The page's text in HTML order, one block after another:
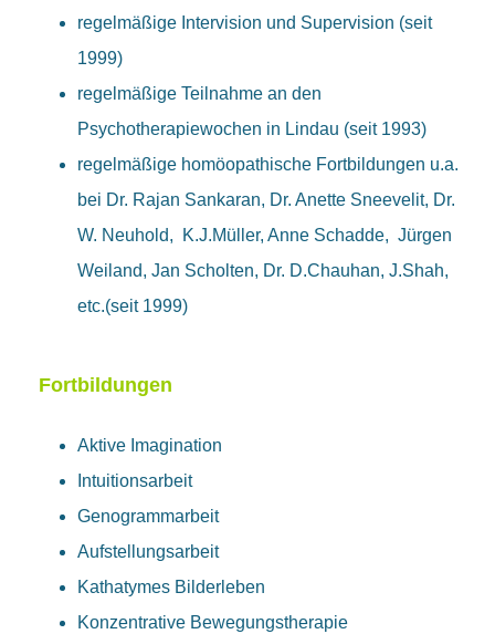
regelmäßige Intervision und Supervision (seit
1999)
regelmäßige Teilnahme an den
Psychotherapiewochen in Lindau (seit 1993)
regelmäßige homöopathische Fortbildungen u.a.
bei Dr. Rajan Sankaran, Dr. Anette Sneevelit, Dr.
W. Neuhold, K.J.Müller, Anne Schadde, Jürgen
Weiland, Jan Scholten, Dr. D.Chauhan, J.Shah,
etc.(seit 1999)
Fortbildungen
Aktive Imagination
Intuitionsarbeit
Genogrammarbeit
Aufstellungsarbeit
Kathatymes Bilderleben
Konzentrative Bewegungstherapie